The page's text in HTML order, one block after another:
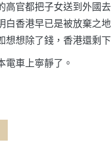
高官都把子女送到外國
白香港早已是被放棄之
想想除了錢，香港還剩
電車上寧靜了。